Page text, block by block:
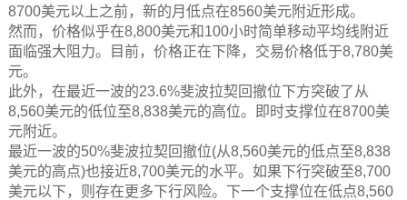
8700美元以上之前，新的月低点在8560美元附近形成。
然而，价格似乎在8,800美元和100小时简单移动平均线附近
面临强大阻力。目前，价格正在下降，交易价格低于8,780美
元。
此外，在最近一波的23.6%斐波拉契回撤位下方突破了从
8,560美元的低位至8,838美元的高位。即时支撑位在8700美
元附近。
最近一波的50%斐波拉契回撤位(从8,560美元的低点至8,838
美元的高点)也接近8,700美元的水平。如果下行突破至8,700
美元以下，则存在更多下行风险。下一个支撑位在低点8,560